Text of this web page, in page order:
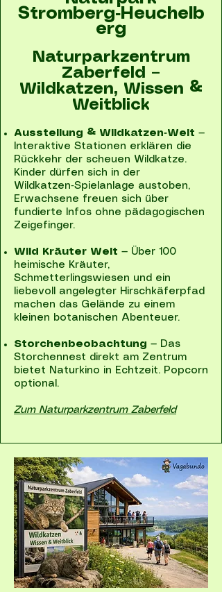
Stromberg‑Heuchelb
erg
Naturparkzentrum
Zaberfeld –
Wildkatzen, Wissen &
Weitblick
Ausstellung & Wildkatzen‑Welt —
Interaktive Stationen erklären die
Rückkehr der scheuen Wildkatze.
Kinder dürfen sich in der
Wildkatzen‑Spielanlage austoben,
Erwachsene freuen sich über
fundierte Infos ohne pädagogischen
Zeigefinger.
Wild Kräuter Welt — Über 100
heimische Kräuter,
Schmetterlingswiesen und ein
liebevoll angelegter Hirschkäferpfad
machen das Gelände zu einem
kleinen botanischen Abenteuer.
Storchenbeobachtung — Das
Storchennest direkt am Zentrum
bietet Naturkino in Echtzeit. Popcorn
optional.
Zum Naturparkzentrum Zaberfeld